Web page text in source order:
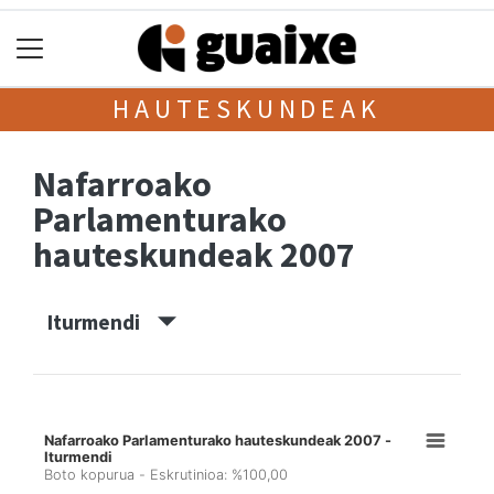
HAUTESKUNDEAK
Nafarroako
Parlamenturako
hauteskundeak 2007
Iturmendi
Nafarroako Parlamenturako hauteskundeak 2007 -
Iturmendi
Boto kopurua - Eskrutinioa: %100,00